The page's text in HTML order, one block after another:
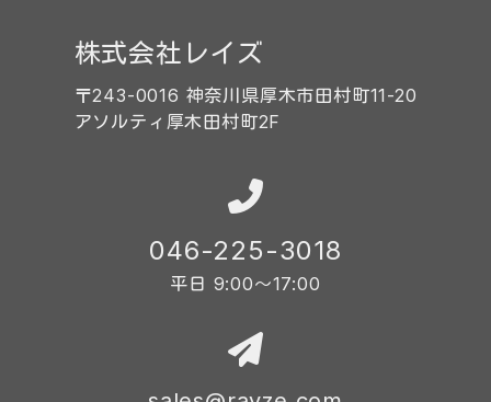
株式会社レイズ
〒243-0016 神奈川県厚木市田村町11-20
アソルティ厚木田村町2F
046-225-3018
平日 9:00〜17:00